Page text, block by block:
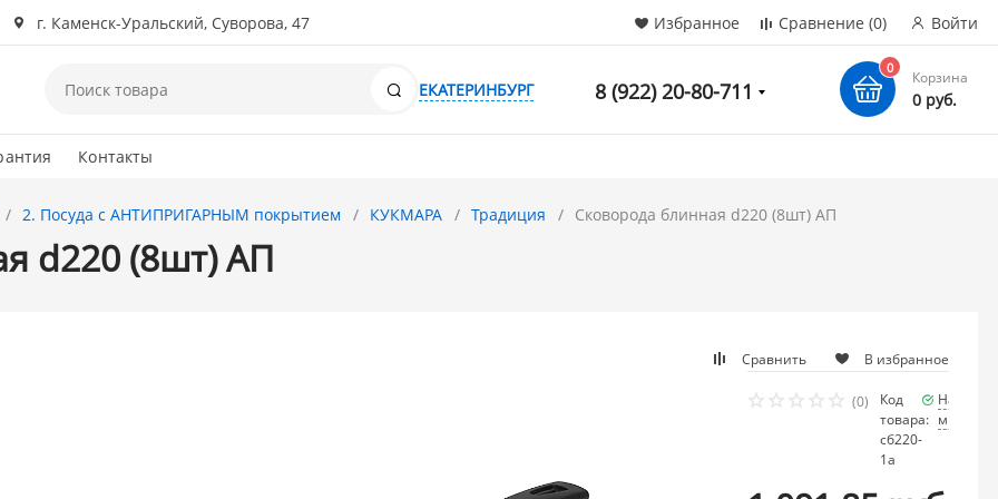
г. Каменск-Уральский, Суворова, 47 Избранное Сравнение (0) Войти
Поиск
ЕКАТЕРИНБУРГ 8 (922) 20-80-711
0
Корзина
0 руб.
Контакты
2. Посуда с АНТИПРИГАРНЫМ покрытием КУКМАРА Традиция Сковорода блинная d220 (8шт) АП
d220 (8шт) АП
Сравнить В избранное
(0)
Код
товара:
сб220-
1а
много